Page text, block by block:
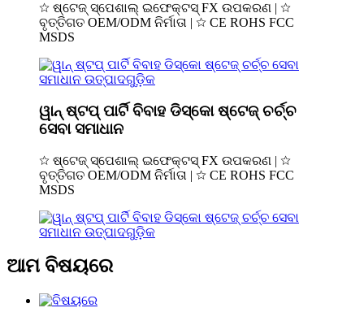
☆ ଷ୍ଟେଜ୍ ସ୍ପେଶାଲ୍ ଇଫେକ୍ଟସ୍ FX ଉପକରଣ | ☆
ବୃତ୍ତିଗତ OEM/ODM ନିର୍ମାତା | ☆ CE ROHS FCC
MSDS
ୱାନ୍ ଷ୍ଟପ୍ ପାର୍ଟି ବିବାହ ଡିସ୍କୋ ଷ୍ଟେଜ୍ ଚର୍ଚ୍ଚ
ସେବା ସମାଧାନ
☆ ଷ୍ଟେଜ୍ ସ୍ପେଶାଲ୍ ଇଫେକ୍ଟସ୍ FX ଉପକରଣ | ☆
ବୃତ୍ତିଗତ OEM/ODM ନିର୍ମାତା | ☆ CE ROHS FCC
MSDS
ଆମ ବିଷୟରେ